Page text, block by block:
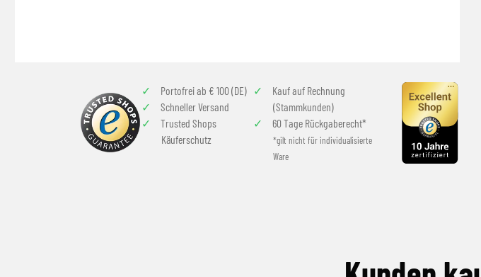
Portofrei ab € 100 (DE)
Schneller Versand
Trusted Shops
Käuferschutz
Kauf auf Rechnung
(Stammkunden)
60 Tage Rückgaberecht*
*gilt nicht für individualisierte
Ware